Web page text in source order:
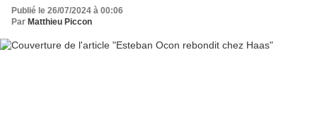
Publié le 26/07/2024 à 00:06
Par Matthieu Piccon